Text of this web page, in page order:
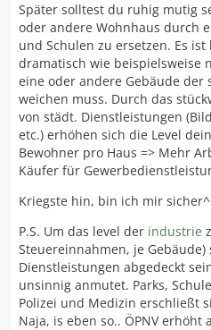
Später solltest du ruhig mutig
oder andere Wohnhaus durch
und Schulen zu ersetzen. Es
dramatisch wie beispielsweise
eine oder andere Gebäude
weichen muss. Durch das
von städt. Dienstleistungen
etc.) erhöhen sich die Level
Bewohner pro Haus => Mehr
Käufer für
Kriegste hin, bin ich mir
P.S. Um das level der industrie
Steuereinnahmen, je
Dienstleistungen abgedeckt
unsinnig anmutet. Parks,
Polizei und Medizin erschließt
Naja, is eben so.. ÖPNV erhöht